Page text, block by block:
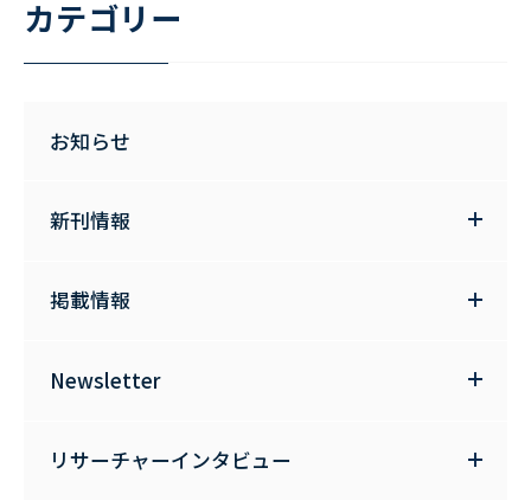
カテゴリー
お知らせ
新刊情報
掲載情報
Newsletter
リサーチャーインタビュー